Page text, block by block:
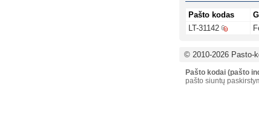
Pašto kodas
LT-31142
© 2010-2026 Pasto-
Pašto kodai (pašto
pašto siuntų